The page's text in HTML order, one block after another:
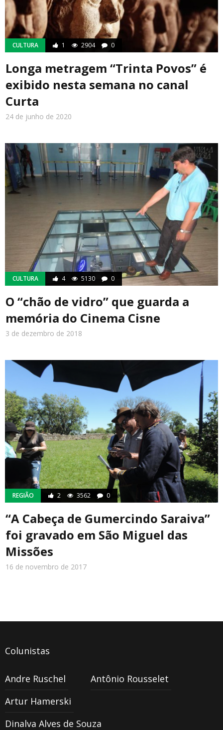
CULTURA 1 2904 0
Longa metragem “Trinta Povos” é
exibido nesta semana no canal
Curta
24 de junho de 2020
CULTURA 4 5130 0
O “chão de vidro” que guarda a
memória do Cinema Cisne
3 de dezembro de 2018
REGIÃO 2 3562 0
“A Cabeça de Gumercindo Saraiva”
foi gravado em São Miguel das
Missões
16 de novembro de 2017
Colunistas
Andre Ruschel
Antônio Rousselet
Artur Hamerski
Dinalva Alves de Souza